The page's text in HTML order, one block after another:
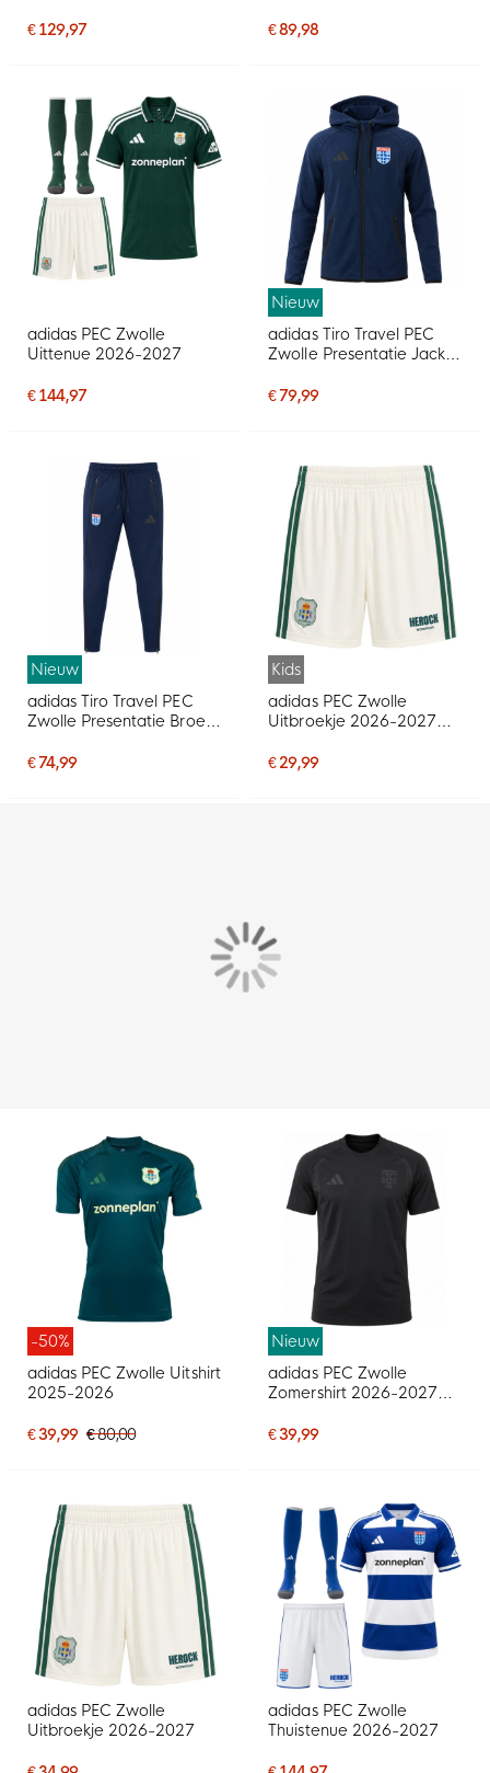
€ 129,97
€ 89,98
adidas PEC Zwolle
Uittenue 2026-2027
€ 144,97
Nieuw
adidas Tiro Travel PEC
Zwolle Presentatie Jack
€ 79,99
Nieuw
adidas Tiro Travel PEC
Zwolle Presentatie Broek
€ 74,99
Kids
adidas PEC Zwolle
Uitbroekje 2026-2027
€ 29,99
-50%
adidas PEC Zwolle Uitshirt
2025-2026
€ 39,99 € 80,00
Nieuw
adidas PEC Zwolle
Zomershirt 2026-2027
€ 39,99
adidas PEC Zwolle
Uitbroekje 2026-2027
adidas PEC Zwolle
Thuistenue 2026-2027